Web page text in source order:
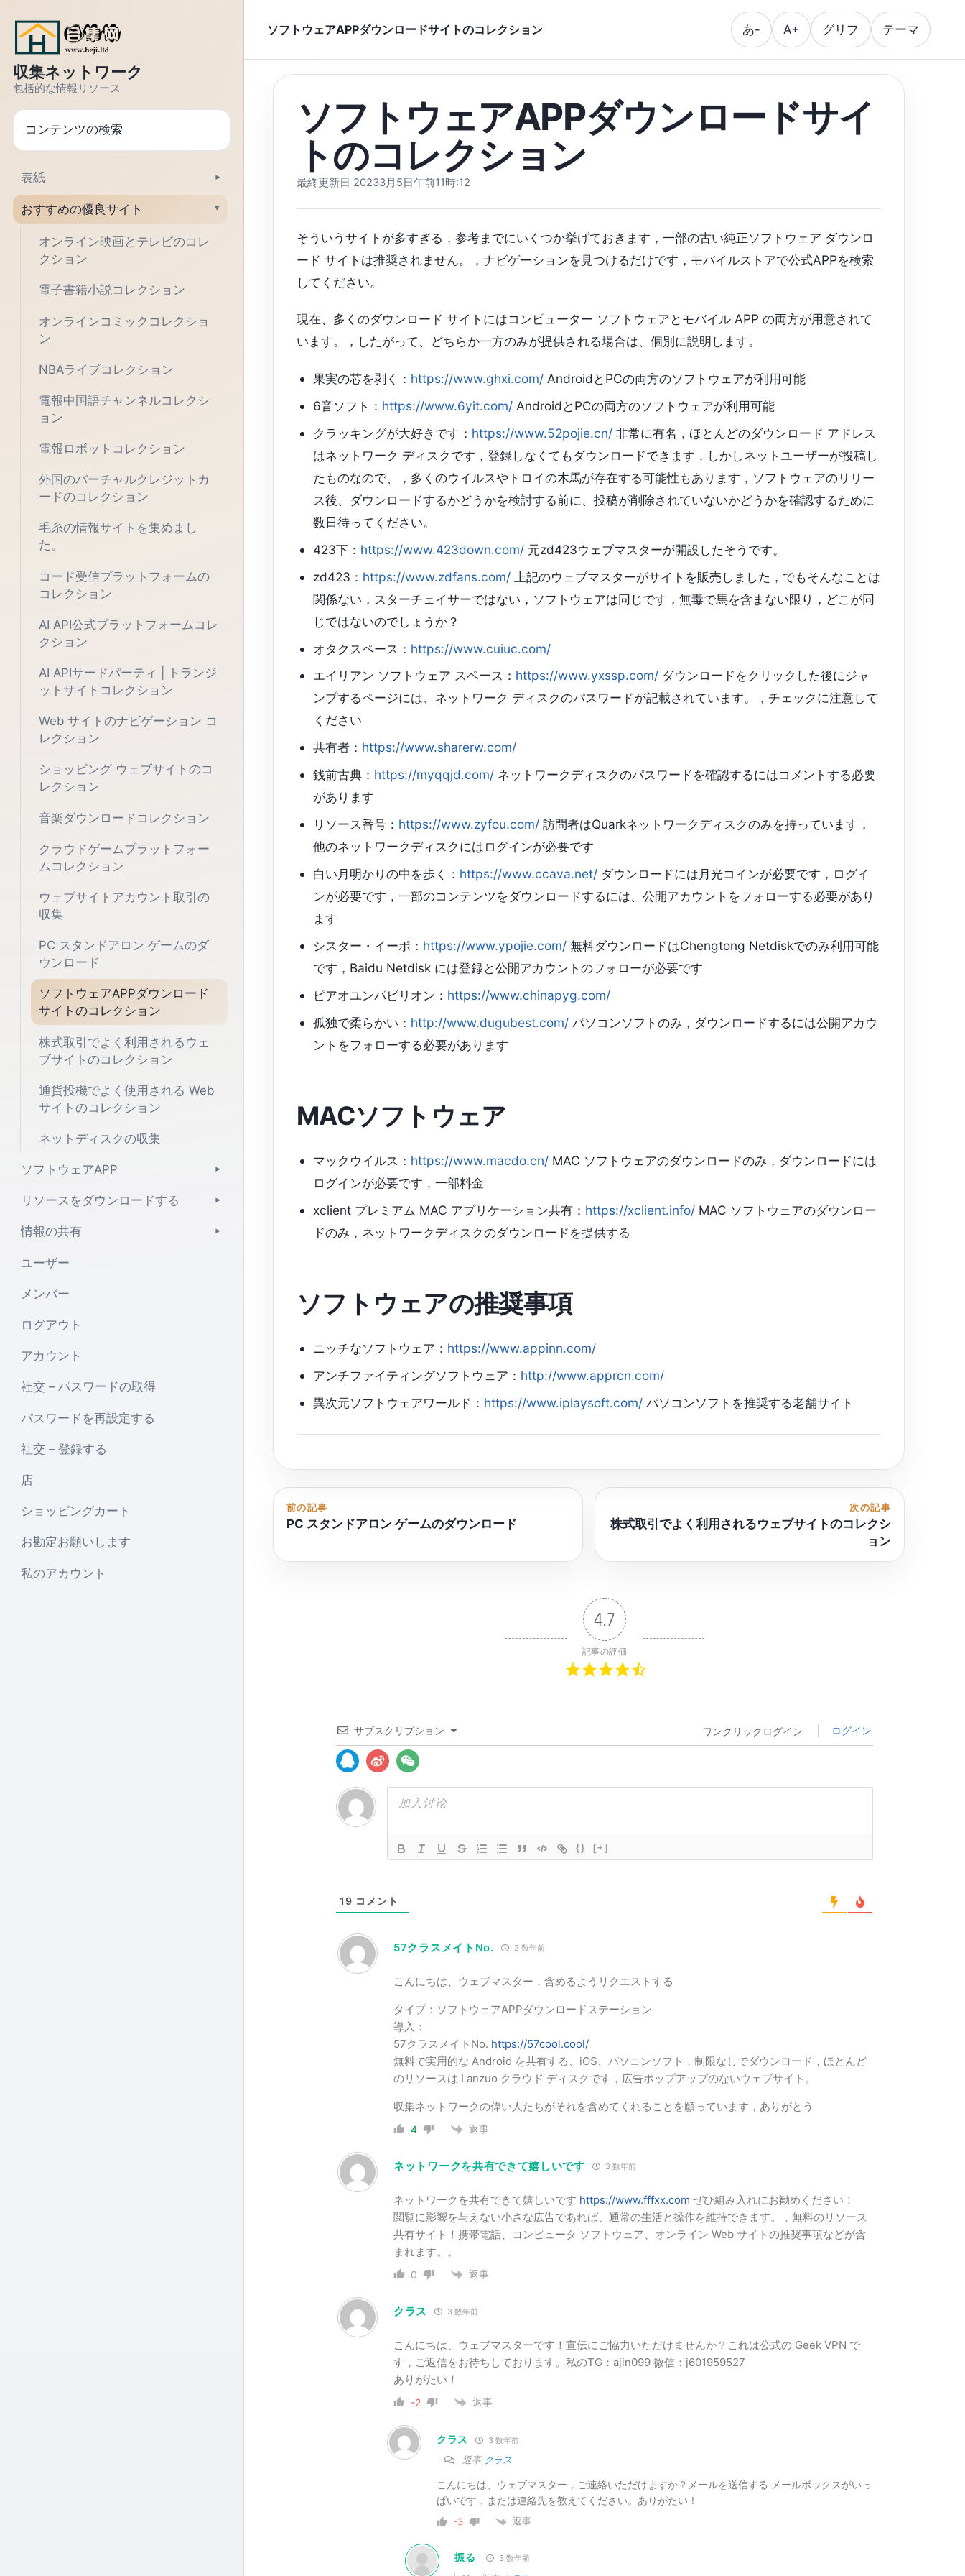
収集ネットワーク
包括的な情報リソース
検索
表紙 ▾
おすすめの優良サイト ▾
オンライン映画とテレビのコレ
クション
電子書籍小説コレクション
オンラインコミックコレクショ
ン
NBAライブコレクション
電報中国語チャンネルコレクシ
ョン
電報ロボットコレクション
外国のバーチャルクレジットカ
ードのコレクション
毛糸の情報サイトを集めまし
た。
コード受信プラットフォームの
コレクション
AI API公式プラットフォームコレ
クション
AI APIサードパーティ | トランジ
ットサイトコレクション
Web サイトのナビゲーション コ
レクション
ショッピング ウェブサイトのコ
レクション
音楽ダウンロードコレクション
クラウドゲームプラットフォー
ムコレクション
ウェブサイトアカウント取引の
収集
PC スタンドアロン ゲームのダ
ウンロード
ソフトウェアAPPダウンロード
サイトのコレクション
株式取引でよく利用されるウェ
ブサイトのコレクション
通貨投機でよく使用される Web
サイトのコレクション
ネットディスクの収集
ソフトウェアAPP ▾
リソースをダウンロードする ▾
情報の共有 ▾
ユーザー
メンバー
ログアウト
アカウント
社交 – パスワードの取得
パスワードを再設定する
社交 – 登録する
店
ショッピングカート
お勘定お願いします
私のアカウント
ソフトウェアAPPダウンロードサイトのコレクション あ- A+ グリフ テーマ
ソフトウェアAPPダウンロードサイ
トのコレクション
最終更新日 20233月5日午前11時:12
そういうサイトが多すぎる，参考までにいくつか挙げておきます，一部の古い純正ソフトウェア ダウンロ
ード サイトは推奨されません。，ナビゲーションを見つけるだけです，モバイルストアで公式APPを検索
してください。
現在、多くのダウンロード サイトにはコンピューター ソフトウェアとモバイル APP の両方が用意されて
います。，したがって、どちらか一方のみが提供される場合は、個別に説明します。
果実の芯を剥く： https://www.ghxi.com/ AndroidとPCの両方のソフトウェアが利用可能
6音ソフト： https://www.6yit.com/ AndroidとPCの両方のソフトウェアが利用可能
クラッキングが大好きです： https://www.52pojie.cn/ 非常に有名，ほとんどのダウンロード アドレス
はネットワーク ディスクです，登録しなくてもダウンロードできます，しかしネットユーザーが投稿し
たものなので、，多くのウイルスやトロイの木馬が存在する可能性もあります，ソフトウェアのリリー
ス後、ダウンロードするかどうかを検討する前に、投稿が削除されていないかどうかを確認するために
数日待ってください。
423下： https://www.423down.com/ 元zd423ウェブマスターが開設したそうです。
zd423： https://www.zdfans.com/ 上記のウェブマスターがサイトを販売しました，でもそんなことは
関係ない，スターチェイサーではない，ソフトウェアは同じです，無毒で馬を含まない限り，どこが同
じではないのでしょうか？
オタクスペース： https://www.cuiuc.com/
エイリアン ソフトウェア スペース： https://www.yxssp.com/ ダウンロードをクリックした後にジャ
ンプするページには、ネットワーク ディスクのパスワードが記載されています。，チェックに注意して
ください
共有者： https://www.sharerw.com/
銭前古典： https://myqqjd.com/ ネットワークディスクのパスワードを確認するにはコメントする必要
があります
リソース番号： https://www.zyfou.com/ 訪問者はQuarkネットワークディスクのみを持っています，
他のネットワークディスクにはログインが必要です
白い月明かりの中を歩く： https://www.ccava.net/ ダウンロードには月光コインが必要です，ログイ
ンが必要です，一部のコンテンツをダウンロードするには、公開アカウントをフォローする必要があり
ます
シスター・イーポ： https://www.ypojie.com/ 無料ダウンロードはChengtong Netdiskでのみ利用可能
です，Baidu Netdisk には登録と公開アカウントのフォローが必要です
ピアオユンパビリオン： https://www.chinapyg.com/
孤独で柔らかい： http://www.dugubest.com/ パソコンソフトのみ，ダウンロードするには公開アカウ
ントをフォローする必要があります
MACソフトウェア
マックウイルス： https://www.macdo.cn/ MAC ソフトウェアのダウンロードのみ，ダウンロードには
ログインが必要です，一部料金
xclient プレミアム MAC アプリケーション共有： https://xclient.info/ MAC ソフトウェアのダウンロー
ドのみ，ネットワークディスクのダウンロードを提供する
ソフトウェアの推奨事項
ニッチなソフトウェア： https://www.appinn.com/
アンチファイティングソフトウェア： http://www.apprcn.com/
異次元ソフトウェアワールド： https://www.iplaysoft.com/ パソコンソフトを推奨する老舗サイト
前の記事
PC スタンドアロン ゲームのダウンロード
次の記事
株式取引でよく利用されるウェブサイトのコレクシ
ョン
4.7
記事の評価
サブスクリプション ワンクリックログイン ログイン
{} [+]
19 コメント
57クラスメイトNo. 2 数年前
こんにちは、ウェブマスター，含めるようリクエストする
タイプ：ソフトウェアAPPダウンロードステーション
導入：
57クラスメイトNo. https://57cool.cool/
無料で実用的な Android を共有する、iOS、パソコンソフト，制限なしでダウンロード，ほとんど
のリソースは Lanzuo クラウド ディスクです，広告ポップアップのないウェブサイト。
収集ネットワークの偉い人たちがそれを含めてくれることを願っています，ありがとう
4 返事
ネットワークを共有できて嬉しいです 3 数年前
ネットワークを共有できて嬉しいです https://www.fffxx.com ぜひ組み入れにお勧めください！
閲覧に影響を与えない小さな広告であれば、通常の生活と操作を維持できます。，無料のリソース
共有サイト！携帯電話、コンピュータ ソフトウェア、オンライン Web サイトの推奨事項などが含
まれます。。
0 返事
クラス 3 数年前
こんにちは、ウェブマスターです！宣伝にご協力いただけませんか？これは公式の Geek VPN で
す，ご返信をお待ちしております。私のTG：ajin099 微信：j601959527
ありがたい！
-2 返事
クラス 3 数年前
返事 クラス
こんにちは、ウェブマスター，ご連絡いただけますか？メールを送信する メールボックスがいっ
ぱいです，または連絡先を教えてください。ありがたい！
-3 返事
振る 3 数年前